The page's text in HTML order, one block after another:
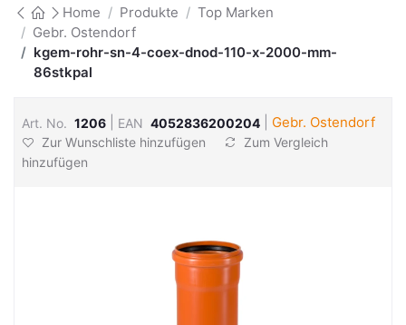
Home Produkte
Top Marken
Gebr. Ostendorf
kgem-rohr-sn-4-coex-dnod-110-x-2000-mm-
86stkpal
Art. No. 1206 EAN 4052836200204 Gebr. Ostendorf
Zur Wunschliste hinzufügen
Zum Vergleich
hinzufügen